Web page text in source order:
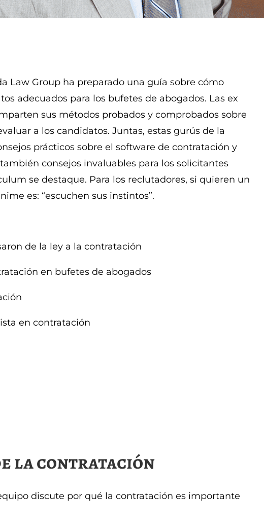
Law Group ha preparado una guía sobre cómo
adecuados para los bufetes de abogados. Las ex
sus métodos probados y comprobados sobre
a los candidatos. Juntas, estas gurús de la
prácticos sobre el software de contratación y
consejos invaluables para los solicitantes
se destaque. Para los reclutadores, si quieren un
es: “escuchen sus instintos”.
de la ley a la contratación
en bufetes de abogados
en contratación
la contratación
discute por qué la contratación es importante